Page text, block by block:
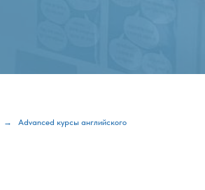
→ Advanced курсы английского